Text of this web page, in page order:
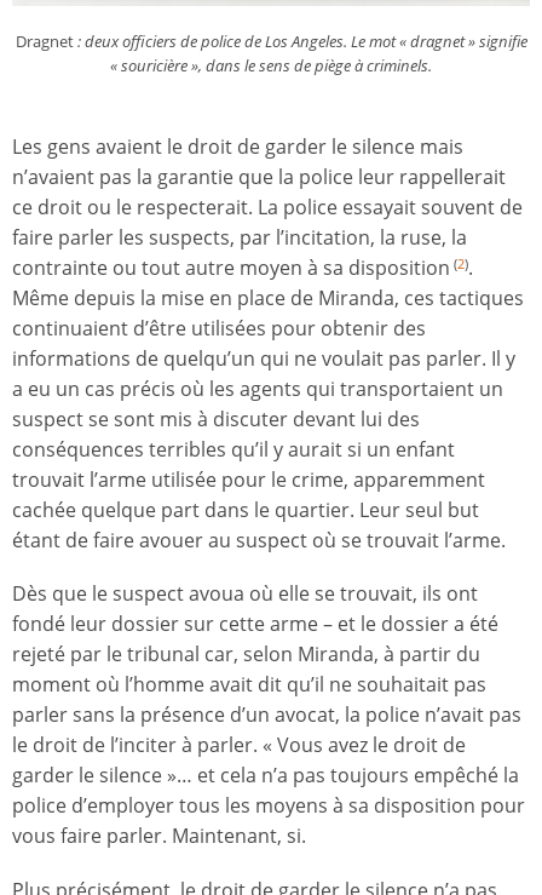
Dragnet: deux officiers de police de Los Angeles. Le mot « dragnet » signifie
« souricière », dans le sens de piège à criminels.
Les gens avaient le droit de garder le silence mais
n’avaient pas la garantie que la police leur rappellerait
ce droit ou le respecterait. La police essayait souvent de
faire parler les suspects, par l’incitation, la ruse, la
contrainte ou tout autre moyen à sa disposition (2).
Même depuis la mise en place de Miranda, ces tactiques
continuaient d’être utilisées pour obtenir des
informations de quelqu’un qui ne voulait pas parler. Il y
a eu un cas précis où les agents qui transportaient un
suspect se sont mis à discuter devant lui des
conséquences terribles qu’il y aurait si un enfant
trouvait l’arme utilisée pour le crime, apparemment
cachée quelque part dans le quartier. Leur seul but
étant de faire avouer au suspect où se trouvait l’arme.
Dès que le suspect avoua où elle se trouvait, ils ont
fondé leur dossier sur cette arme – et le dossier a été
rejeté par le tribunal car, selon Miranda, à partir du
moment où l’homme avait dit qu’il ne souhaitait pas
parler sans la présence d’un avocat, la police n’avait pas
le droit de l’inciter à parler. « Vous avez le droit de
garder le silence »… et cela n’a pas toujours empêché la
police d’employer tous les moyens à sa disposition pour
vous faire parler. Maintenant, si.
Plus précisément, le droit de garder le silence n’a pas